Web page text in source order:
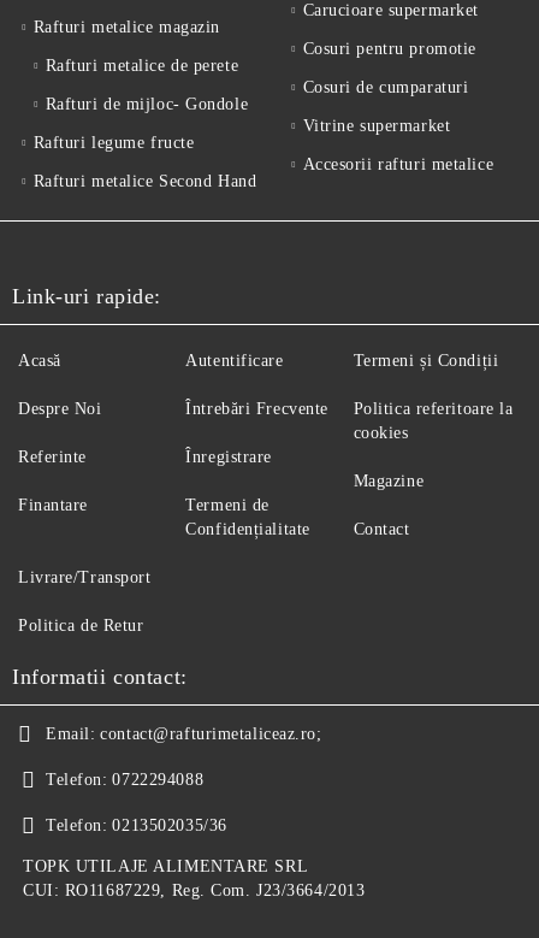
Rafturi metalice magazin
Rafturi metalice de perete
Rafturi de mijloc- Gondole
Rafturi legume fructe
Rafturi metalice Second Hand
Carucioare supermarket
Cosuri pentru promotie
Cosuri de cumparaturi
Vitrine supermarket
Accesorii rafturi metalice
Link-uri rapide:
Acasă
Despre Noi
Referinte
Finantare
Autentificare
Întrebări Frecvente
Înregistrare
Termeni de
Confidențialitate
Termeni și Condiții
Politica referitoare la
cookies
Magazine
Contact
Livrare/Transport
Politica de Retur
Informatii contact:
Email: contact@rafturimetaliceaz.ro;
Telefon: 0722294088
Telefon: 0213502035/36
TOPK UTILAJE ALIMENTARE SRL
CUI: RO11687229, Reg. Com. J23/3664/2013